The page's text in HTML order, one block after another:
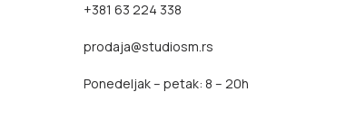
+381 63 224 338
prodaja@studiosm.rs
Ponedeljak – petak: 8 – 20h